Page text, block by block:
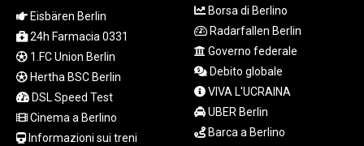
PAB 1.15453
PEN 3.902569
PGK 5.100921
PHP 70.185659
PKR 320.527693
PLN 4.302263
PYG
6867.585958
Eisbären Berlin
24h Farmacia 0331
1.FC Union Berlin
Hertha BSC Berlin
DSL Speed Test
Cinema a Berlino
Informazioni sui treni
Borsa di Berlino
Radarfallen Berlin
Governo federale
Debito globale
VIVA L'UCRAINA
UBER Berlin
Barca a Berlino